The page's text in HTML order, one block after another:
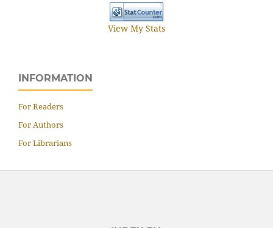
View My Stats
INFORMATION
For Readers
For Authors
For Librarians